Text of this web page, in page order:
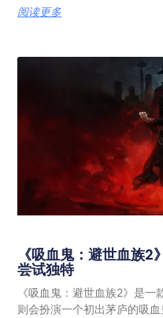
阅读更多
《吸血鬼：避世血族
尝试独特
《吸血鬼：避世血族2》是
则会扮演一个初出茅庐的吸